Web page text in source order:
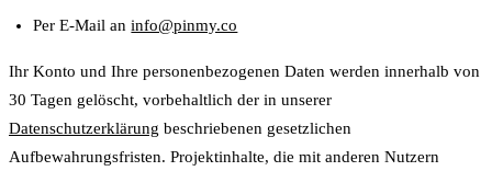
Per E-Mail aninfo@pinmy.co
Ihr Konto und Ihre personenbezogenen Daten werden innerhalb von
30 Tagen gelöscht, vorbehaltlich der in unserer
Datenschutzerklärung beschriebenen gesetzlichen
Aufbewahrungsfristen. Projektinhalte, die mit anderen Nutzern